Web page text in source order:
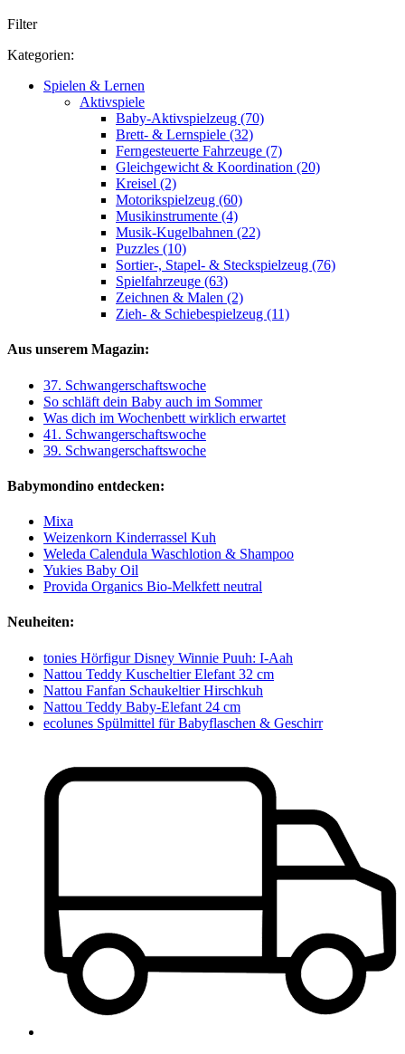
Filter
Kategorien:
Spielen & Lernen
Aktivspiele
Baby-Aktivspielzeug (70)
Brett- & Lernspiele (32)
Ferngesteuerte Fahrzeuge (7)
Gleichgewicht & Koordination (20)
Kreisel (2)
Motorikspielzeug (60)
Musikinstrumente (4)
Musik-Kugelbahnen (22)
Puzzles (10)
Sortier-, Stapel- & Steckspielzeug (76)
Spielfahrzeuge (63)
Zeichnen & Malen (2)
Zieh- & Schiebespielzeug (11)
Aus unserem Magazin:
37. Schwangerschaftswoche
So schläft dein Baby auch im Sommer
Was dich im Wochenbett wirklich erwartet
41. Schwangerschaftswoche
39. Schwangerschaftswoche
Babymondino entdecken:
Mixa
Weizenkorn Kinderrassel Kuh
Weleda Calendula Waschlotion & Shampoo
Yukies Baby Oil
Provida Organics Bio-Melkfett neutral
Neuheiten:
tonies Hörfigur Disney Winnie Puuh: I-Aah
Nattou Teddy Kuscheltier Elefant 32 cm
Nattou Fanfan Schaukeltier Hirschkuh
Nattou Teddy Baby-Elefant 24 cm
ecolunes Spülmittel für Babyflaschen & Geschirr